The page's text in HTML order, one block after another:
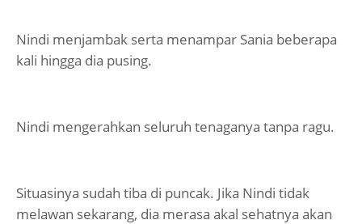
Nindi menjambak serta menampar Sania beberapa
kali hingga dia pusing.
Nindi mengerahkan seluruh tenaganya tanpa ragu.
Situasinya sudah tiba di puncak. Jika Nindi tidak
melawan sekarang, dia merasa akal sehatnya akan